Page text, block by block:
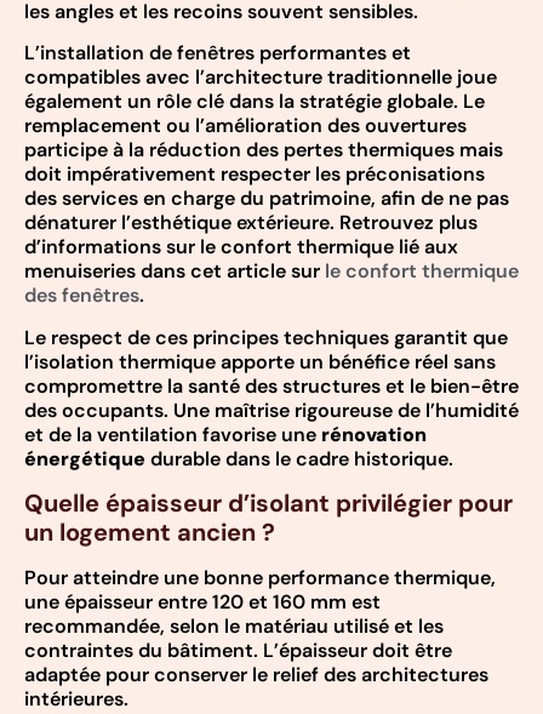
les angles et les recoins souvent sensibles.
L’installation de fenêtres performantes et
compatibles avec l’architecture traditionnelle joue
également un rôle clé dans la stratégie globale. Le
remplacement ou l’amélioration des ouvertures
participe à la réduction des pertes thermiques mais
doit impérativement respecter les préconisations
des services en charge du patrimoine, afin de ne pas
dénaturer l’esthétique extérieure. Retrouvez plus
d’informations sur le confort thermique lié aux
menuiseries dans cet article sur le confort thermique
des fenêtres.
Le respect de ces principes techniques garantit que
l’isolation thermique apporte un bénéfice réel sans
compromettre la santé des structures et le bien-être
des occupants. Une maîtrise rigoureuse de l’humidité
et de la ventilation favorise une rénovation
énergétique durable dans le cadre historique.
Quelle épaisseur d’isolant privilégier pour
un logement ancien ?
Pour atteindre une bonne performance thermique,
une épaisseur entre 120 et 160 mm est
recommandée, selon le matériau utilisé et les
contraintes du bâtiment. L’épaisseur doit être
adaptée pour conserver le relief des architectures
intérieures.